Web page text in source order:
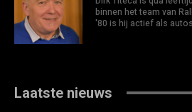
binnen het team van
'80 is hij actief als
Laatste nieuws